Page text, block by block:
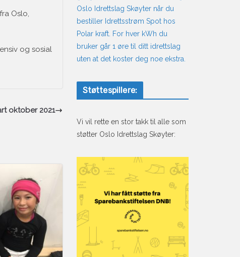
Oslo,
og sosial
oktober 2021
Oslo Idrettslag Skøyter når du
bestiller Idrettsstrøm Spot hos
Polar kraft. For hver kWh du
bruker går 1 øre til ditt idrettslag
uten at det koster deg noe ekstra.
Støttespillere:
Vi vil rette en stor takk til alle som
støtter Oslo Idrettslag Skøyter: